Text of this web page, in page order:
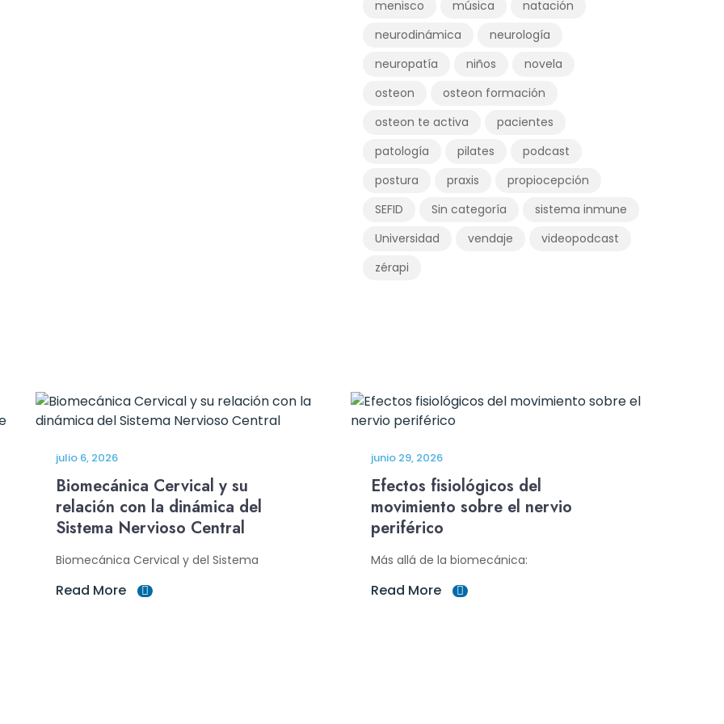
menisco
música
natación
neurodinámica
neurología
neuropatía
niños
novela
osteon
osteon formación
osteon te activa
pacientes
patología
pilates
podcast
postura
praxis
propiocepción
SEFID
Sin categoría
sistema inmune
Universidad
vendaje
videopodcast
zérapi
julio 6, 2026
Biomecánica Cervical y su
relación con la dinámica del
Sistema Nervioso Central
Biomecánica Cervical y del Sistema
Read More
junio 29, 2026
Efectos fisiológicos del
movimiento sobre el nervio
periférico
Más allá de la biomecánica:
Read More